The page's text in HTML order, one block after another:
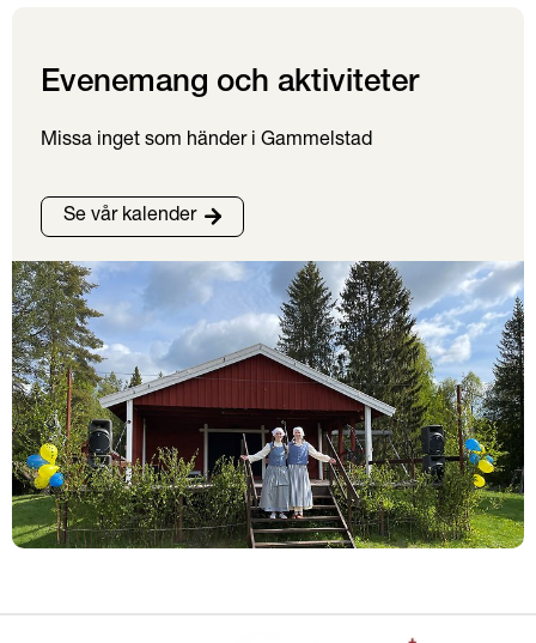
Evenemang och aktiviteter
Missa inget som händer i Gammelstad
Se vår kalender